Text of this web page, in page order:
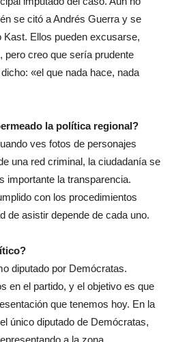
se citó a Andrés Guerra y se
Kast. Ellos pueden excusarse,
pero creo que sería prudente
«el que nada hace, nada
la política regional?
ves fotos de personajes
una red criminal, la ciudadanía se
importante la transparencia.
con los procedimientos
de asistir depende de cada uno.
diputado por Demócratas.
en el partido, y el objetivo es que
que tenemos hoy. En la
único diputado de Demócratas,
a la zona.